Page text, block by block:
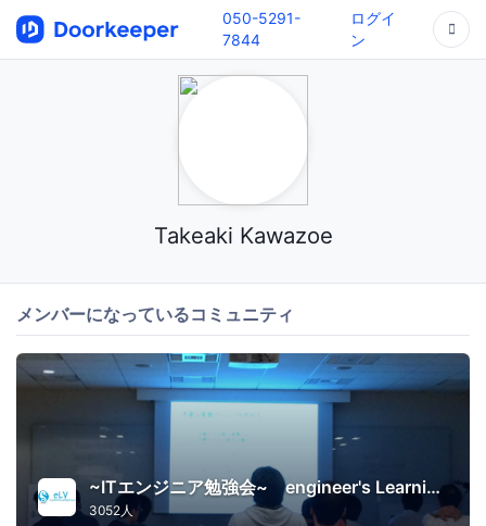
050-5291-
7844
ログイ
ン
Takeaki Kawazoe
メンバーになっているコミュニティ
~ITエンジニア勉強会~ engineer's Learning･Vesper
3052人